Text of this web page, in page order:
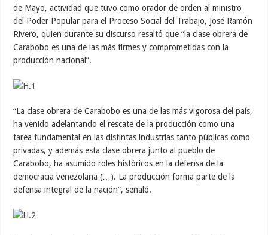
de Mayo, actividad que tuvo como orador de orden al ministro
del Poder Popular para el Proceso Social del Trabajo, José Ramón
Rivero, quien durante su discurso resaltó que “la clase obrera de
Carabobo es una de las más firmes y comprometidas con la
producción nacional”.
“La clase obrera de Carabobo es una de las más vigorosa del país,
ha venido adelantando el rescate de la producción como una
tarea fundamental en las distintas industrias tanto públicas como
privadas, y además esta clase obrera junto al pueblo de
Carabobo, ha asumido roles históricos en la defensa de la
democracia venezolana (…). La producción forma parte de la
defensa integral de la nación”, señaló.